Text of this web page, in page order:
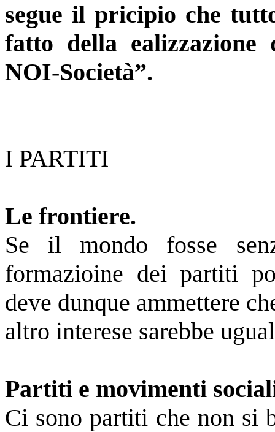
segue il pricipio che
fatto della
NOI-Società”.
I PARTITI
Le frontiere.
Se il mondo fosse
formazioine dei partiti
deve dunque ammettere
altro interese sarebbe
Partiti e movimenti
Ci sono partiti che non si